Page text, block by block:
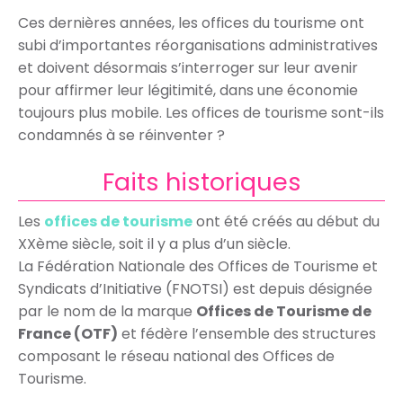
Ces dernières années, les offices du tourisme ont
subi d’importantes réorganisations administratives
et doivent désormais s’interroger sur leur avenir
pour affirmer leur légitimité, dans une économie
toujours plus mobile. Les offices de tourisme sont-ils
condamnés à se réinventer ?
Faits historiques
Les offices de tourismeont été créés au début du
XXème siècle, soit il y a plus d’un siècle.
La Fédération Nationale des Offices de Tourisme et
Syndicats d’Initiative (FNOTSI) est depuis désignée
par le nom de la marque Offices de Tourisme de
France (OTF) et fédère l’ensemble des structures
composant le réseau national des Offices de
Tourisme.